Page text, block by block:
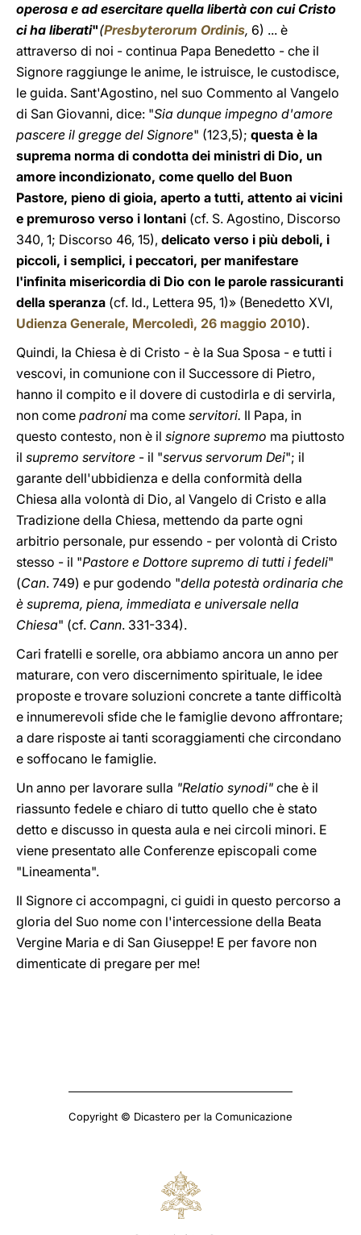
operosa e ad esercitare quella libertà con cui Cristo
ci ha liberati"(Presbyterorum Ordinis, 6) ... è
attraverso di noi - continua Papa Benedetto - che il
Signore raggiunge le anime, le istruisce, le custodisce,
le guida. Sant'Agostino, nel suo Commento al Vangelo
di San Giovanni, dice: "Sia dunque impegno d'amore
pascere il gregge del Signore" (123,5); questa è la
suprema norma di condotta dei ministri di Dio, un
amore incondizionato, come quello del Buon
Pastore, pieno di gioia, aperto a tutti, attento ai vicini
e premuroso verso i lontani (cf. S. Agostino, Discorso
340, 1; Discorso 46, 15), delicato verso i più deboli, i
piccoli, i semplici, i peccatori, per manifestare
l'infinita misericordia di Dio con le parole rassicuranti
della speranza (cf. Id., Lettera 95, 1)» (Benedetto XVI,
Udienza Generale, Mercoledì, 26 maggio 2010).
Quindi, la Chiesa è di Cristo - è la Sua Sposa - e tutti i
vescovi, in comunione con il Successore di Pietro,
hanno il compito e il dovere di custodirla e di servirla,
non come padroni ma come servitori. Il Papa, in
questo contesto, non è il signore supremo ma piuttosto
il supremo servitore - il "servus servorum Dei"; il
garante dell'ubbidienza e della conformità della
Chiesa alla volontà di Dio, al Vangelo di Cristo e alla
Tradizione della Chiesa, mettendo da parte ogni
arbitrio personale, pur essendo - per volontà di Cristo
stesso - il "Pastore e Dottore supremo di tutti i fedeli"
(Can. 749) e pur godendo "della potestà ordinaria che
è suprema, piena, immediata e universale nella
Chiesa" (cf. Cann. 331-334).
Cari fratelli e sorelle, ora abbiamo ancora un anno per
maturare, con vero discernimento spirituale, le idee
proposte e trovare soluzioni concrete a tante difficoltà
e innumerevoli sfide che le famiglie devono affrontare;
a dare risposte ai tanti scoraggiamenti che circondano
e soffocano le famiglie.
Un anno per lavorare sulla "Relatio synodi" che è il
riassunto fedele e chiaro di tutto quello che è stato
detto e discusso in questa aula e nei circoli minori. E
viene presentato alle Conferenze episcopali come
"Lineamenta".
Il Signore ci accompagni, ci guidi in questo percorso a
gloria del Suo nome con l'intercessione della Beata
Vergine Maria e di San Giuseppe! E per favore non
dimenticate di pregare per me!
Copyright © Dicastero per la Comunicazione